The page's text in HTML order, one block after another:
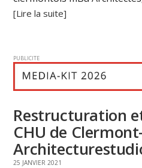
[Lire la suite]
PUBLICITE
Restructuration
CHU de
25 JANVIER 2021